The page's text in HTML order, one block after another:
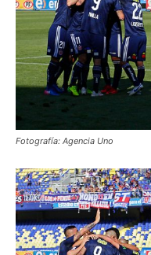
Fotografía: Agencia Uno